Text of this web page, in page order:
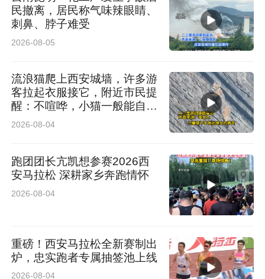
民撤离，居民称气味辣眼睛、
刺鼻、脖子难受
2026-08-05
流浪猫爬上西安城墙，许多游
客拉起衣服接它，附近市民提
醒：不喧哗，小猫一般能自行
脱困
2026-08-04
跑团团长亢凯想参赛2026西
安马拉松 深耕家乡奔跑情怀
2026-08-04
重磅！西安马拉松全新赛制出
炉，忠实跑者专属抽签池上线
2026-08-04